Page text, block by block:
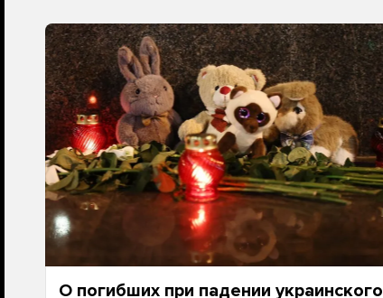
О погибших при падении украинского